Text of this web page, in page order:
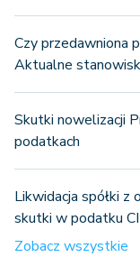
Czy przedawniona
Aktualne
Skutki nowelizacji
podatkach
Likwidacja spółki z
skutki w podatku
Zobacz wszystkie